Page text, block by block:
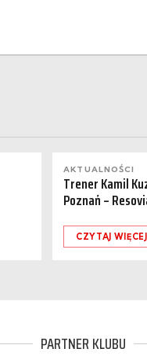
AKTUALNOŚCI
Trener Kamil
Poznań –
CZYTAJ WIĘCEJ
PARTNER KLUBU